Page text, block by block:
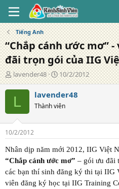
Tiếng Anh
“Chắp cánh ước mơ”
đãi trọn gói của IIG
T
á
c
ả
lavender48
N
g
à
y
đ
g
10/2/2012
L lavender48
Thành viên
10/2/2012
Nhân dịp năm mới 2012, IIG Việt
“Chắp cánh ước mơ” – gói ưu đãi
các bạn thí sinh đăng ký thi tại IIG
viên đăng ký học tại IIG Training